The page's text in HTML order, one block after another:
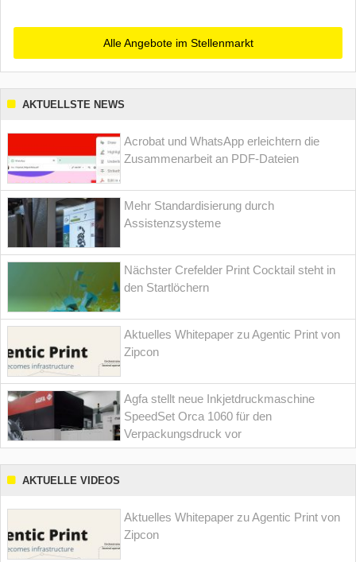
Alle Angebote im Stellenmarkt
AKTUELLSTE NEWS
Acrobat und WhatsApp erleichtern die
Zusammenarbeit an PDF-Dateien
Mehr Standardisierung durch
Assistenzsysteme
Nächster Crefelder Print Cocktail steht in
den Startlöchern
Aktuelles Whitepaper zu Agentic Print von
Zipcon
Agfa stellt neue Inkjetdruckmaschine
SpeedSet Orca 1060 für den
Verpackungsdruck vor
AKTUELLE VIDEOS
Aktuelles Whitepaper zu Agentic Print von
Zipcon